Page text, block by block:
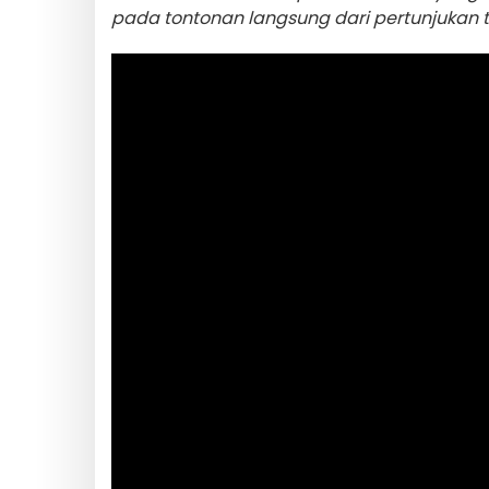
pada tontonan langsung dari pertunjukan